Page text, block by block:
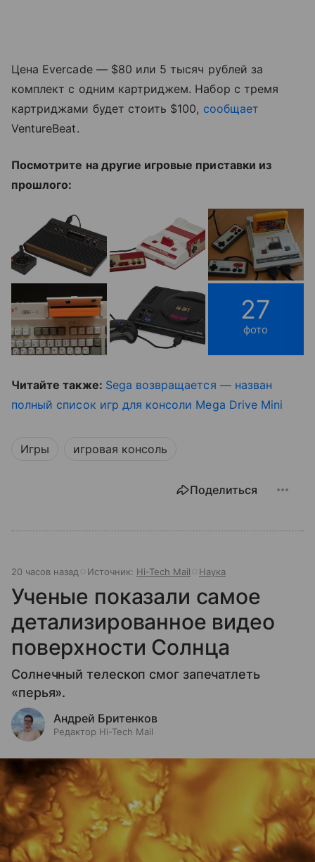
Цена Evercade — $80 или 5 тысяч рублей за
комплект с одним картриджем. Набор с тремя
картриджами будет стоить $100, сообщает
VentureBeat.
Посмотрите на другие игровые приставки из
прошлого:
27
фото
Читайте также: Sega возвращается — назван
полный список игр для консоли Mega Drive Mini
Игры игровая консоль
Поделиться
20 часов назад Источник: Hi-Tech Mail Наука
Ученые показали самое
детализированное видео
поверхности Солнца
Солнечный телескоп смог запечатлеть
«перья».
Андрей Бритенков
Редактор Hi-Tech Mail